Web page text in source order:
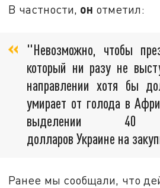
В частности, он отметил:
"Невозможно, чтобы
который ни разу не
направлении хотя бы
умирает от голода в
выделении 40
долларов Украине на
Ранее мы сообщали, что